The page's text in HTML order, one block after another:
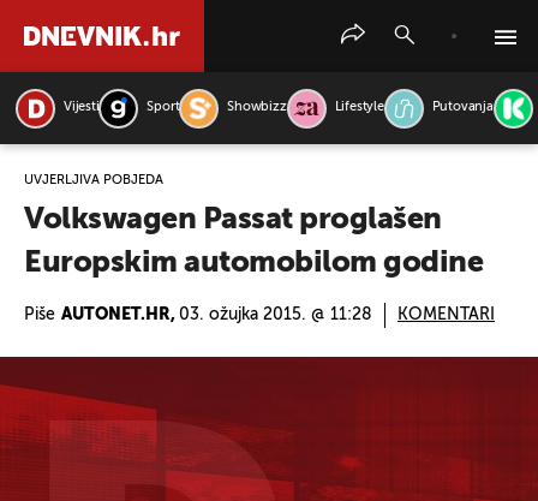
Vijesti Sport Showbizz Lifestyle Putovanja
UVJERLJIVA POBJEDA
Volkswagen Passat proglašen
Europskim automobilom godine
Piše AUTONET.HR, 03. ožujka 2015. @ 11:28 KOMENTARI
PRETRAŽITE VIJESTI